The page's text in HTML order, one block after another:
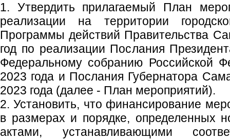
1. Утвердить прилагаемый План
реализации на территории
Программы действий Правительства
год по реализации Послания
Федеральному собранию Российской
2023 года и Послания Губернатора
2023 года (далее - План мероприятий).
2. Установить, что финансирование
в размерах и порядке, определенных
актами, устанавливающими